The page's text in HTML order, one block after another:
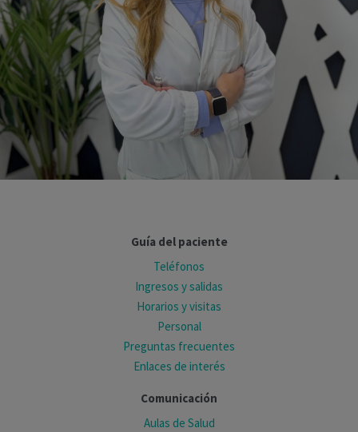
Guía del paciente
Teléfonos
Ingresos y salidas
Horarios y visitas
Personal
Preguntas frecuentes
Enlaces de interés
Comunicación
Aulas de Salud